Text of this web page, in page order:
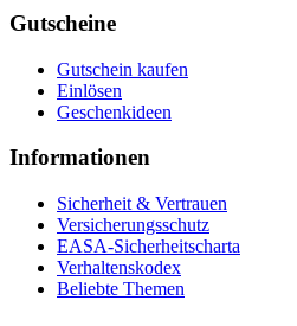
Gutscheine
Gutschein kaufen
Einlösen
Geschenkideen
Informationen
Sicherheit & Vertrauen
Versicherungsschutz
EASA-Sicherheitscharta
Verhaltenskodex
Beliebte Themen